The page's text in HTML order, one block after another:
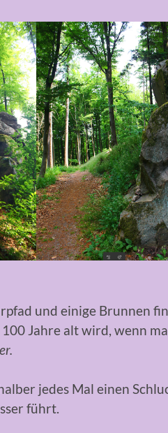
und einige Brunnen
Jahre alt wird, wenn
jedes Mal einen
führt.